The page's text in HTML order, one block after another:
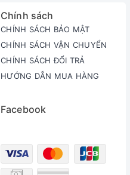
Chính sách
CHÍNH SÁCH BẢO MẬT
CHÍNH SÁCH VẬN CHUYỂN
CHÍNH SÁCH ĐỔI TRẢ
HƯỚNG DẪN MUA HÀNG
Facebook